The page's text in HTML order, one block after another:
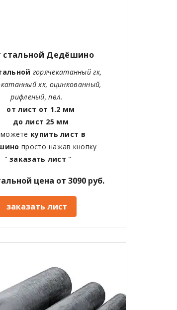
стальной Дедёшино
горячекатанный гк,
хк, оцинкованный,
рифленый, пвл.
от лист от 1.2 мм
до лист 25 мм
купить лист в
просто нажав кнопку
"заказать лист "
цена от 3090 руб.
заказать лист